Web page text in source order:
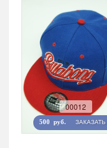
00012
500 руб. ЗАКАЗАТЬ